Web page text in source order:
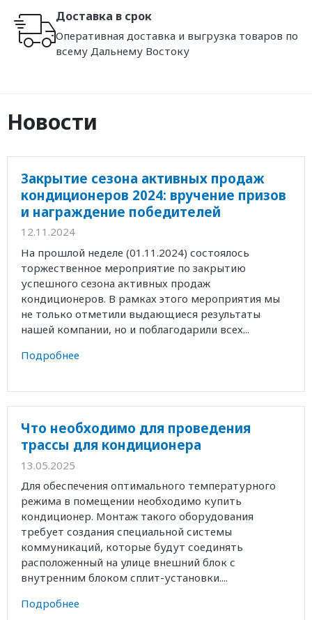
Доставка в срок
Оперативная доставка и выгрузка товаров по
всему Дальнему Востоку
Новости
Закрытие сезона активных продаж
кондиционеров 2024: вручение призов
и награждение победителей
12.11.2024
На прошлой неделе (01.11.2024) состоялось
торжественное мероприятие по закрытию
успешного сезона активных продаж
кондиционеров. В рамках этого мероприятия мы
не только отметили выдающиеся результаты
нашей компании, но и поблагодарили всех...
Подробнее
Что необходимо для проведения
трассы для кондиционера
13.05.2025
Для обеспечения оптимального температурного
режима в помещении необходимо купить
кондиционер. Монтаж такого оборудования
требует создания специальной системы
коммуникаций, которые будут соединять
расположенный на улице внешний блок с
внутренним блоком сплит-установки....
Подробнее